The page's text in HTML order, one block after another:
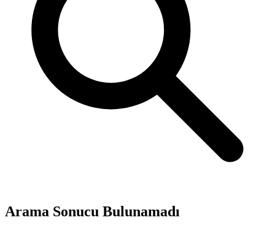
Arama Sonucu Bulunamadı